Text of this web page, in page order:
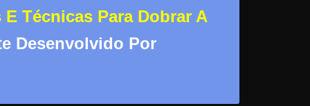
Técnicas Para Dobrar A
Desenvolvido Por